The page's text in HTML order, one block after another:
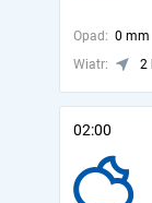
Opad: 0 mm
Wiatr:
2
02:00